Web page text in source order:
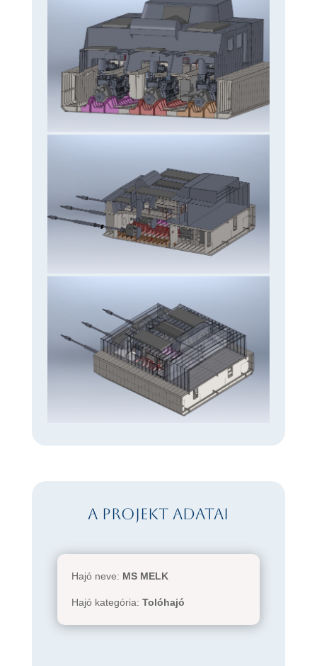
A projekt adatai
Hajó neve: MS MELK
Hajó kategória: Tolóhajó